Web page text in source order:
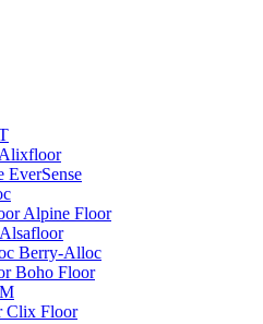
EverSense
Alpine Floor
Berry-Alloc
Boho Floor
Clix Floor